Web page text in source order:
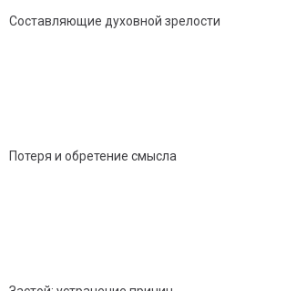
Составляющие духовной зрелости
Потеря и обретение смысла